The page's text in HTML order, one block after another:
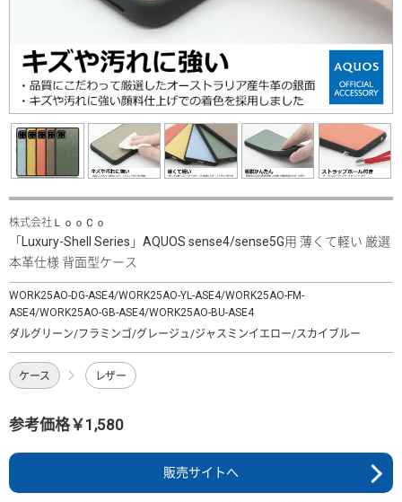
株式会社ＬｏｏＣｏ
「Luxury-Shell Series」AQUOS sense4/sense5G用 薄くて軽い 厳選
本革仕様 背面型ケース
WORK25AO-DG-ASE4/WORK25AO-YL-ASE4/WORK25AO-FM-
ASE4/WORK25AO-GB-ASE4/WORK25AO-BU-ASE4
ダルグリーン/フラミンゴ/グレージュ/ジャスミンイエロー/スカイブルー
ケース レザー
参考価格￥1,580
販売サイトへ